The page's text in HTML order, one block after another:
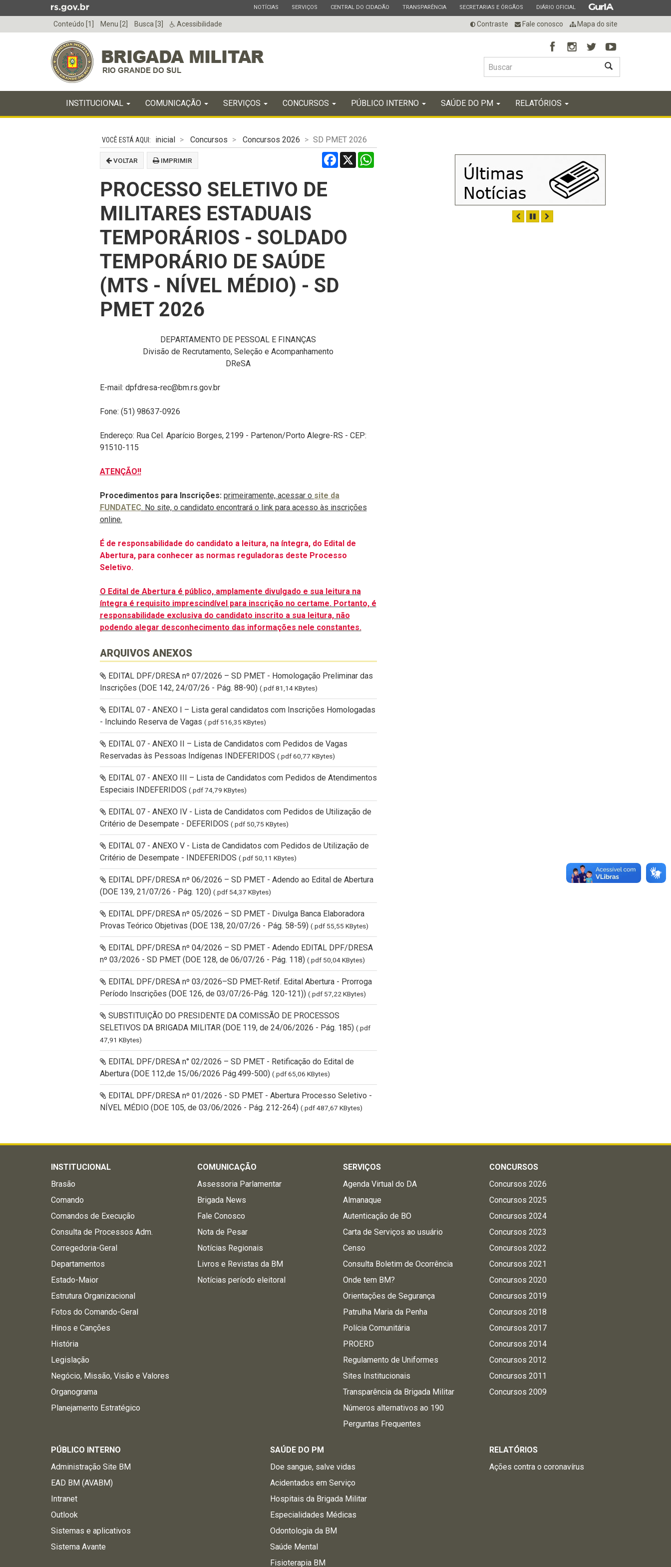
para
menu
ESTADO
NOTÍCIAS ESTADO
SERVIÇOS ESTADO
CENTRAL DO CIDADÃO ESTADO
TRANSPARÊNCIA ESTADO
SECRETARIAS E ÓRGÃOS ESTADO
DIÁRIO OFICIAL ESTADO
Conteúdo [1] Menu [2] Busca [3] Acessibilidade Contraste Fale conosco Mapa do site
BUSCAR
do
menu
INICIAL
INSTITUCIONAL COMUNICAÇÃO SERVIÇOS CONCURSOS PÚBLICO INTERNO SAÚDE DO PM RELATÓRIOS
inicial Concursos Concursos 2026 SD PMET 2026
VOLTAR IMPRIMIR Facebook
X WhatsApp
PROCESSO SELETIVO DE
MILITARES ESTADUAIS
TEMPORÁRIOS - SOLDADO
TEMPORÁRIO DE SAÚDE
(MTS - NÍVEL MÉDIO) - SD
PMET 2026
DEPARTAMENTO DE PESSOAL E FINANÇAS
Divisão de Recrutamento, Seleção e Acompanhamento
DReSA
E-mail: dpfdresa-rec@bm.rs.gov.br
Fone: (51) 98637-0926
Endereço: Rua Cel. Aparício Borges, 2199 - Partenon/Porto Alegre-RS - CEP:
91510-115
ATENÇÃO!!
Procedimentos para Inscrições: primeiramente, acessar o site da
FUNDATEC. No site, o candidato encontrará o link para acesso às inscrições
online.
É de responsabilidade do candidato a leitura, na íntegra, do Edital de
Abertura, para conhecer as normas reguladoras deste Processo
Seletivo.
O Edital de Abertura é público, amplamente divulgado e sua leitura na
íntegra é requisito imprescindível para inscrição no certame. Portanto, é
responsabilidade exclusiva do candidato inscrito a sua leitura, não
podendo alegar desconhecimento das informações nele constantes.
ARQUIVOS ANEXOS
EDITAL DPF/DRESA nº 07/2026 – SD PMET - Homologação Preliminar das
Inscrições (DOE 142, 24/07/26 - Pág. 88-90) (.pdf 81,14 KBytes)
EDITAL 07 - ANEXO I – Lista geral candidatos com Inscrições Homologadas
- Incluindo Reserva de Vagas (.pdf 516,35 KBytes)
EDITAL 07 - ANEXO II – Lista de Candidatos com Pedidos de Vagas
Reservadas às Pessoas Indígenas INDEFERIDOS (.pdf 60,77 KBytes)
EDITAL 07 - ANEXO III – Lista de Candidatos com Pedidos de Atendimentos
Especiais INDEFERIDOS (.pdf 74,79 KBytes)
EDITAL 07 - ANEXO IV - Lista de Candidatos com Pedidos de Utilização de
Critério de Desempate - DEFERIDOS (.pdf 50,75 KBytes)
EDITAL 07 - ANEXO V - Lista de Candidatos com Pedidos de Utilização de
Critério de Desempate - INDEFERIDOS (.pdf 50,11 KBytes)
EDITAL DPF/DRESA nº 06/2026 – SD PMET - Adendo ao Edital de Abertura
(DOE 139, 21/07/26 - Pág. 120) (.pdf 54,37 KBytes)
EDITAL DPF/DRESA nº 05/2026 – SD PMET - Divulga Banca Elaboradora
Provas Teórico Objetivas (DOE 138, 20/07/26 - Pág. 58-59) (.pdf 55,55 KBytes)
EDITAL DPF/DRESA nº 04/2026 – SD PMET - Adendo EDITAL DPF/DRESA
nº 03/2026 - SD PMET (DOE 128, de 06/07/26 - Pág. 118) (.pdf 50,04 KBytes)
EDITAL DPF/DRESA nº 03/2026–SD PMET-Retif. Edital Abertura - Prorroga
Período Inscrições (DOE 126, de 03/07/26-Pág. 120-121)) (.pdf 57,22 KBytes)
SUBSTITUIÇÃO DO PRESIDENTE DA COMISSÃO DE PROCESSOS
SELETIVOS DA BRIGADA MILITAR (DOE 119, de 24/06/2026 - Pág. 185) (.pdf
47,91 KBytes)
EDITAL DPF/DRESA n° 02/2026 – SD PMET - Retificação do Edital de
Abertura (DOE 112,de 15/06/2026 Pág.499-500) (.pdf 65,06 KBytes)
EDITAL DPF/DRESA nº 01/2026 - SD PMET - Abertura Processo Seletivo -
NÍVEL MÉDIO (DOE 105, de 03/06/2026 - Pág. 212-264) (.pdf 487,67 KBytes)
ANTERIOR
PAUSAR
INSTITUCIONAL
Brasão
Comando
Comandos de Execução
Consulta de Processos Adm.
Corregedoria-Geral
Departamentos
Estado-Maior
Estrutura Organizacional
Fotos do Comando-Geral
Hinos e Canções
História
Legislação
Negócio, Missão, Visão e Valores
Organograma
Planejamento Estratégico
COMUNICAÇÃO
Assessoria Parlamentar
Brigada News
Fale Conosco
Nota de Pesar
Notícias Regionais
Livros e Revistas da BM
Notícias período eleitoral
SERVIÇOS
Agenda Virtual do DA
Almanaque
Autenticação de BO
Carta de Serviços ao usuário
Censo
Consulta Boletim de Ocorrência
Onde tem BM?
Orientações de Segurança
Patrulha Maria da Penha
Polícia Comunitária
PROERD
Regulamento de Uniformes
Sites Institucionais
Transparência da Brigada Militar
Números alternativos ao 190
Perguntas Frequentes
CONCURSOS
Concursos 2026
Concursos 2025
Concursos 2024
Concursos 2023
Concursos 2022
Concursos 2021
Concursos 2020
Concursos 2019
Concursos 2018
Concursos 2017
Concursos 2014
Concursos 2012
Concursos 2011
Concursos 2009
PÚBLICO INTERNO
Administração Site BM
EAD BM (AVABM)
Intranet
Outlook
Sistemas e aplicativos
Sistema Avante
SAÚDE DO PM
Doe sangue, salve vidas
Acidentados em Serviço
Hospitais da Brigada Militar
Especialidades Médicas
Odontologia da BM
Saúde Mental
Fisioterapia BM
RELATÓRIOS
Ações contra o coronavírus